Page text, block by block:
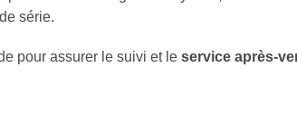
série.
pour assurer le suivi et le service après-